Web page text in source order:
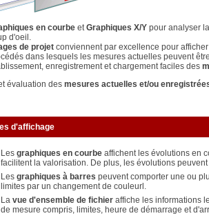
en courbe etGraphiques X/Y pour analyser
d'oeil.
de projet conviennent par excellence pour
dans lesquels les mesures actuelles peuvent
enregistrement et chargement faciles des
évaluation des mesures actuelles et/ou
d'affichage
Les graphiques en courbe affichent les évolutions en
facilitent la valorisation. De plus, les évolutions
Les graphiques à barres peuvent comporter une ou
limites par un changement de couleurl.
La vue d'ensemble de fichier affiche les informations
de mesure compris, limites, heure de démarrage et